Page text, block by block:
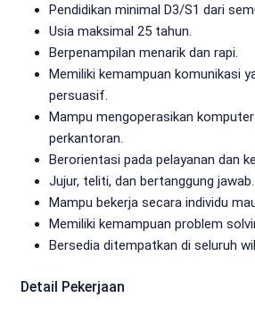
Pendidikan minimal D3/S1 dari
Usia maksimal 25 tahun.
Berpenampilan menarik dan rapi.
Memiliki kemampuan komunikasi
persuasif.
Mampu mengoperasikan
perkantoran.
Berorientasi pada pelayanan dan
Jujur, teliti, dan bertanggung jawab.
Mampu bekerja secara individu
Memiliki kemampuan problem
Bersedia ditempatkan di seluruh
Detail Pekerjaan